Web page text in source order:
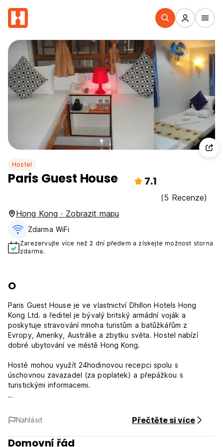
Hostel
Paris Guest House 7.1
(5 Recenze)
Hong Kong · Zobrazit mapu
Zdarma WiFi
Zarezervujte více než 2 dní předem a získejte možnost storna
zdarma.
O
Paris Guest House je ve vlastnictví Dhillon Hotels Hong
Kong Ltd. a ředitel je bývalý britský armádní voják a
poskytuje stravování mnoha turistům a batůžkářům z
Evropy, Ameriky, Austrálie a zbytku světa. Hostel nabízí
dobré ubytování ve městě Hong Kong.
Hosté mohou využít 24hodinovou recepci spolu s
úschovnou zavazadel (za poplatek) a přepážkou s
turistickými informacemi.
Yaumatei, hongkongského kongresového a výstavního
centra a náměstí se sochami a cenotafu. Do Hong Kong
Island se hosté dostanou autem za 45 minut.
Nahlásit Přečtěte si více
Domovní řád